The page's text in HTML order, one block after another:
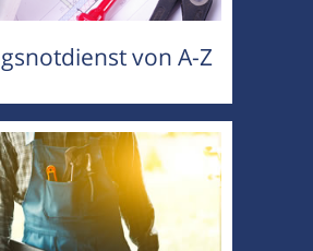
von A-Z